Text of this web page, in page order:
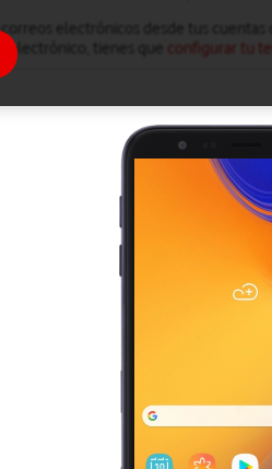
electrónicos desde tus
electrónico, tienes que
configurar tu